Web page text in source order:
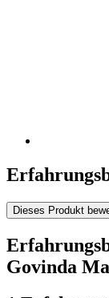
Dieses Produkt
Govinda